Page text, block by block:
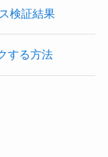
検証結果
する方法